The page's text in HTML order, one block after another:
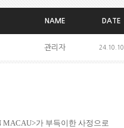
NAME DATE
관리자 24.10.10
MACAU>가 부득이한 사정으로